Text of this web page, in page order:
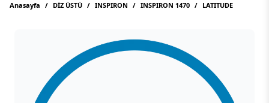
Anasayfa / DİZ ÜSTÜ / INSPIRON / INSPIRON 1470 / LATITUDE